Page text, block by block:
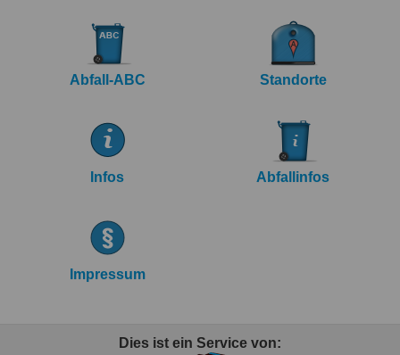
Abfall-ABC Standorte
Infos Abfallinfos
Impressum
Dies ist ein Service von: